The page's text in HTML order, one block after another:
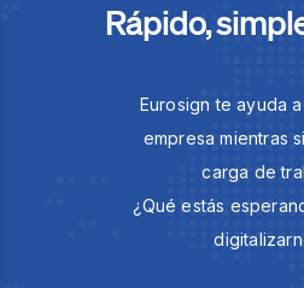
Rápido,
Eurosign te ayuda
empresa mientras
carga de
¿Qué estás